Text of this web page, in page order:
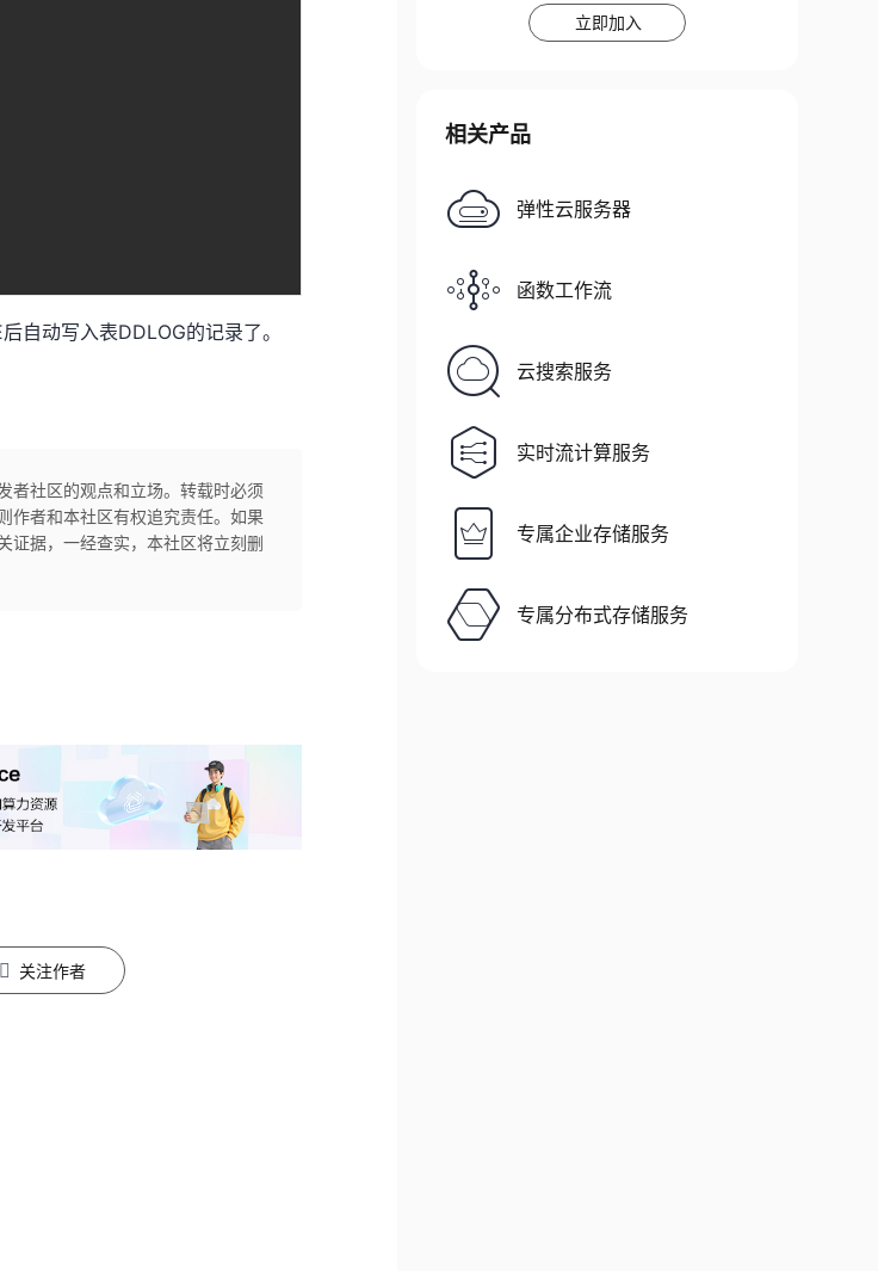
自动写入表DDLOG的记录了。
者社区的观点和立场。转载时必须
作者和本社区有权追究责任。如果
证据，一经查实，本社区将立刻删
关注作者
立即加入
相关产品
弹性云服务器
函数工作流
云搜索服务
实时流计算服务
专属企业存储服务
专属分布式存储服务